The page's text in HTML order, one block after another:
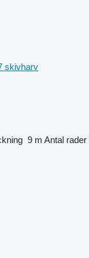
skivharv
9 m Antal rader